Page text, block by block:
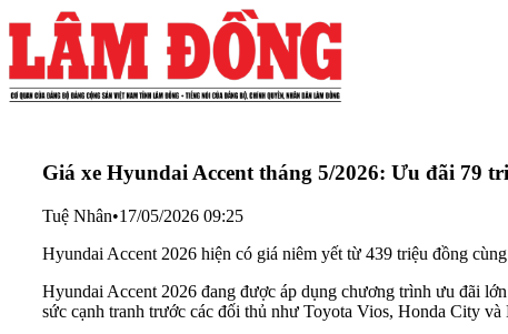
Giá xe Hyundai Accent tháng 5/2026: Ưu đãi 79
Tuệ Nhân•17/05/2026 09:25
Hyundai Accent 2026 hiện có giá niêm yết từ 439 triệu đồng
Hyundai Accent 2026 đang được áp dụng chương trình ưu đãi
sức cạnh tranh trước các đối thủ như Toyota Vios, Honda City